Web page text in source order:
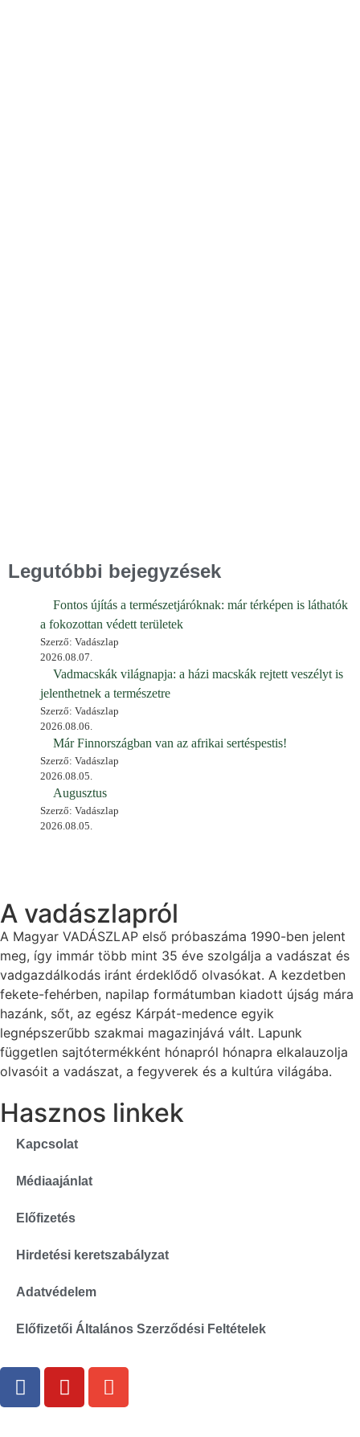
Legutóbbi bejegyzések
Fontos újítás a természetjáróknak: már térképen is láthatók
a fokozottan védett területek
Szerző: Vadászlap
2026.08.07.
Vadmacskák világnapja: a házi macskák rejtett veszélyt is
jelenthetnek a természetre
Szerző: Vadászlap
2026.08.06.
Már Finnországban van az afrikai sertéspestis!
Szerző: Vadászlap
2026.08.05.
Augusztus
Szerző: Vadászlap
2026.08.05.
A vadászlapról
A Magyar VADÁSZLAP első próbaszáma 1990-ben jelent
meg, így immár több mint 35 éve szolgálja a vadászat és
vadgazdálkodás iránt érdeklődő olvasókat. A kezdetben
fekete-fehérben, napilap formátumban kiadott újság mára
hazánk, sőt, az egész Kárpát-medence egyik
legnépszerűbb szakmai magazinjává vált. Lapunk
független sajtótermékként hónapról hónapra elkalauzolja
olvasóit a vadászat, a fegyverek és a kultúra világába.
Hasznos linkek
Kapcsolat
Médiaajánlat
Előfizetés
Hirdetési keretszabályzat
Adatvédelem
Előfizetői Általános Szerződési Feltételek